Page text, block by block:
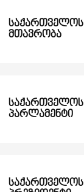
საქართველოს
მთავრობა
საქართველოს
პარლამენტი
საქართველოს